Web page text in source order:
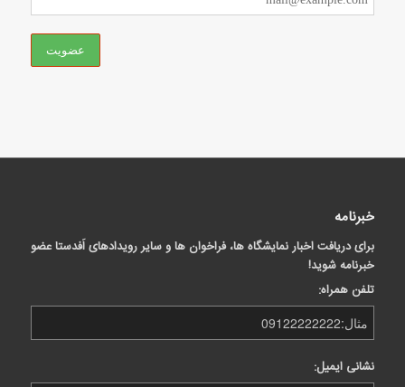
خبرنامه
برای دریافت اخبار نمایشگاه ها، فراخوان ها و سایر رویدادهای اَفدستا عضو
خبرنامه شوید!
تلفن همراه:
نشانی ایمیل: